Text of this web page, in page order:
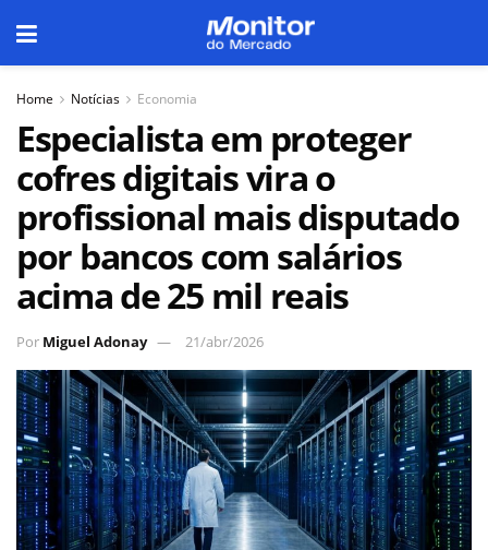
Home Notícias Economia
Especialista em proteger
cofres digitais vira o
profissional mais disputado
por bancos com salários
acima de 25 mil reais
Por Miguel Adonay 21/abr/2026